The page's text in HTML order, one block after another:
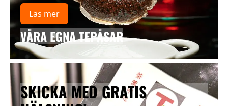
VÅRA EGNA TEPÅSAR
Läs mer
SKICKA MED GRATIS